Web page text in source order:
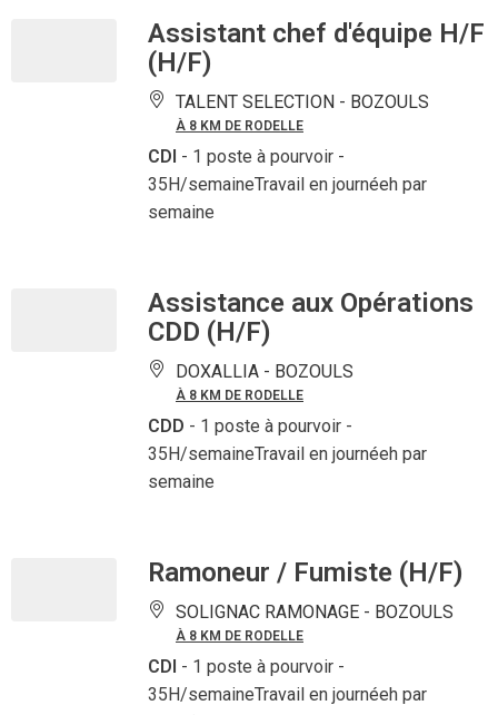
Assistant chef d'équipe H/F
(H/F)
TALENT SELECTION - BOZOULS
À 8 KM DE RODELLE
CDI - 1 poste à pourvoir -
35H/semaineTravail en journéeh par
semaine
Assistance aux Opérations
CDD (H/F)
DOXALLIA - BOZOULS
À 8 KM DE RODELLE
CDD - 1 poste à pourvoir -
35H/semaineTravail en journéeh par
semaine
Ramoneur / Fumiste (H/F)
SOLIGNAC RAMONAGE - BOZOULS
À 8 KM DE RODELLE
CDI - 1 poste à pourvoir -
35H/semaineTravail en journéeh par